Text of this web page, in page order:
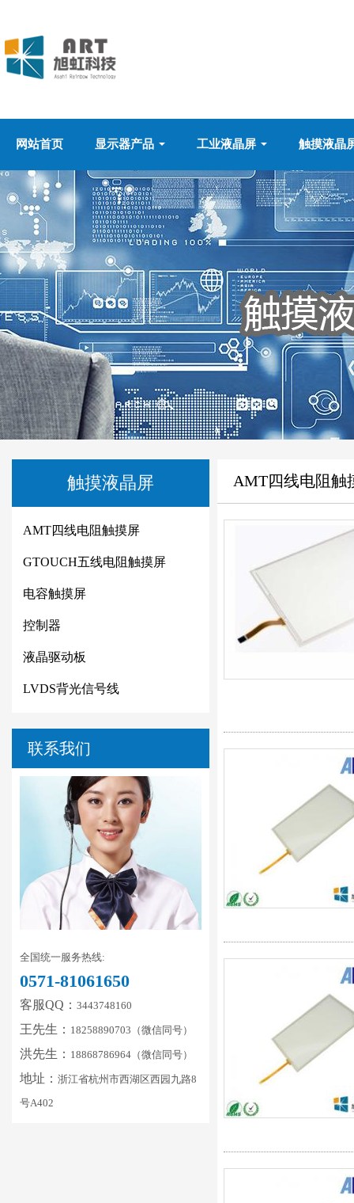
网站首页 显示器产品 工业液晶屏 触摸液晶
触摸液晶屏
AMT四线电阻触摸屏
GTOUCH五线电阻触摸屏
电容触摸屏
控制器
液晶驱动板
LVDS背光信号线
联系我们
全国统一服务热线:
0571-81061650
客服QQ： 3443748160
王先生： 18258890703（微信同号）
洪先生： 18868786964（微信同号）
地址： 浙江省杭州市西湖区西园九路8
号A402
AMT四线电阻触